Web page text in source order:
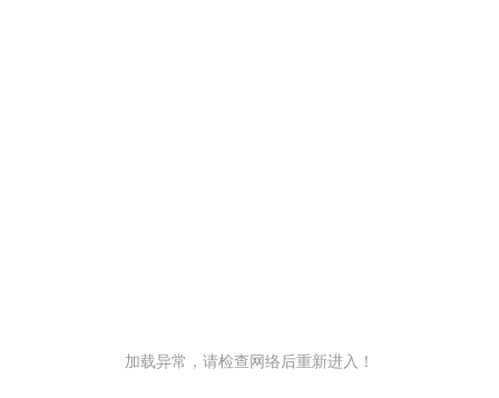
加载异常，请检查网络后重新进入！